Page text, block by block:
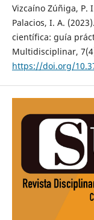
Vizcaíno Zúñiga, P.
Palacios, I. A.
científica: guía
Multidisciplinar,
https://doi.org/